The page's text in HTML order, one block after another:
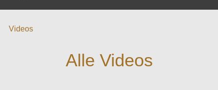
Videos
Alle Videos